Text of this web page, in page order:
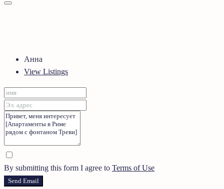
Анна
View Listings
By submitting this form I agree to Terms of Use
Send Email